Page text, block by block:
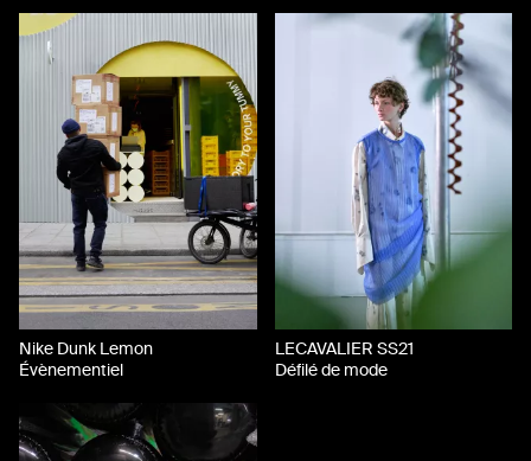
Nike Dunk Lemon
Évènementiel
LECAVALIER SS21
Défilé de mode